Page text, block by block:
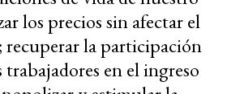
los precios sin afectar el
recuperar la participación
trabajadores en el ingreso